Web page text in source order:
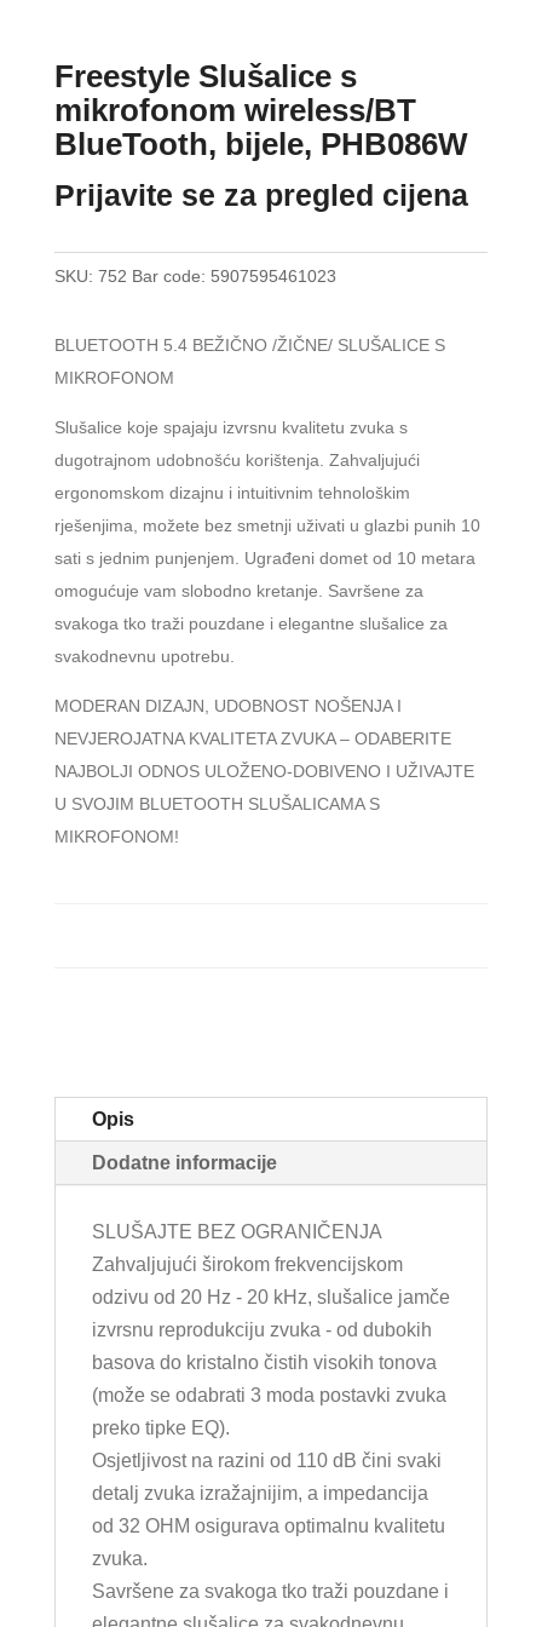
Freestyle Slušalice s
mikrofonom wireless/BT
BlueTooth, bijele, PHB086W
Prijavite se za pregled cijena
SKU: 752 Bar code: 5907595461023
BLUETOOTH 5.4 BEŽIČNO /ŽIČNE/ SLUŠALICE S
MIKROFONOM
Slušalice koje spajaju izvrsnu kvalitetu zvuka s
dugotrajnom udobnošću korištenja. Zahvaljujući
ergonomskom dizajnu i intuitivnim tehnološkim
rješenjima, možete bez smetnji uživati ​​u glazbi punih 10
sati s jednim punjenjem. Ugrađeni domet od 10 metara
omogućuje vam slobodno kretanje. Savršene za
svakoga tko traži pouzdane i elegantne slušalice za
svakodnevnu upotrebu.
MODERAN DIZAJN, UDOBNOST NOŠENJA I
NEVJEROJATNA KVALITETA ZVUKA – ODABERITE
NAJBOLJI ODNOS ULOŽENO-DOBIVENO I UŽIVAJTE
U SVOJIM BLUETOOTH SLUŠALICAMA S
MIKROFONOM!
Opis
Dodatne informacije
SLUŠAJTE BEZ OGRANIČENJA
Zahvaljujući širokom frekvencijskom
odzivu od 20 Hz - 20 kHz, slušalice jamče
izvrsnu reprodukciju zvuka - od dubokih
basova do kristalno čistih visokih tonova
(može se odabrati 3 moda postavki zvuka
preko tipke EQ).
Osjetljivost na razini od 110 dB čini svaki
detalj zvuka izražajnijim, a impedancija
od 32 OHM osigurava optimalnu kvalitetu
zvuka.
Savršene za svakoga tko traži pouzdane i